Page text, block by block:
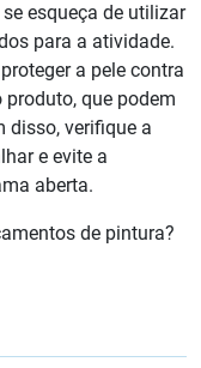
esqueça de utilizar
para a atividade.
a pele contra
que podem
disso, verifique a
e evite a
aberta.
de pintura?